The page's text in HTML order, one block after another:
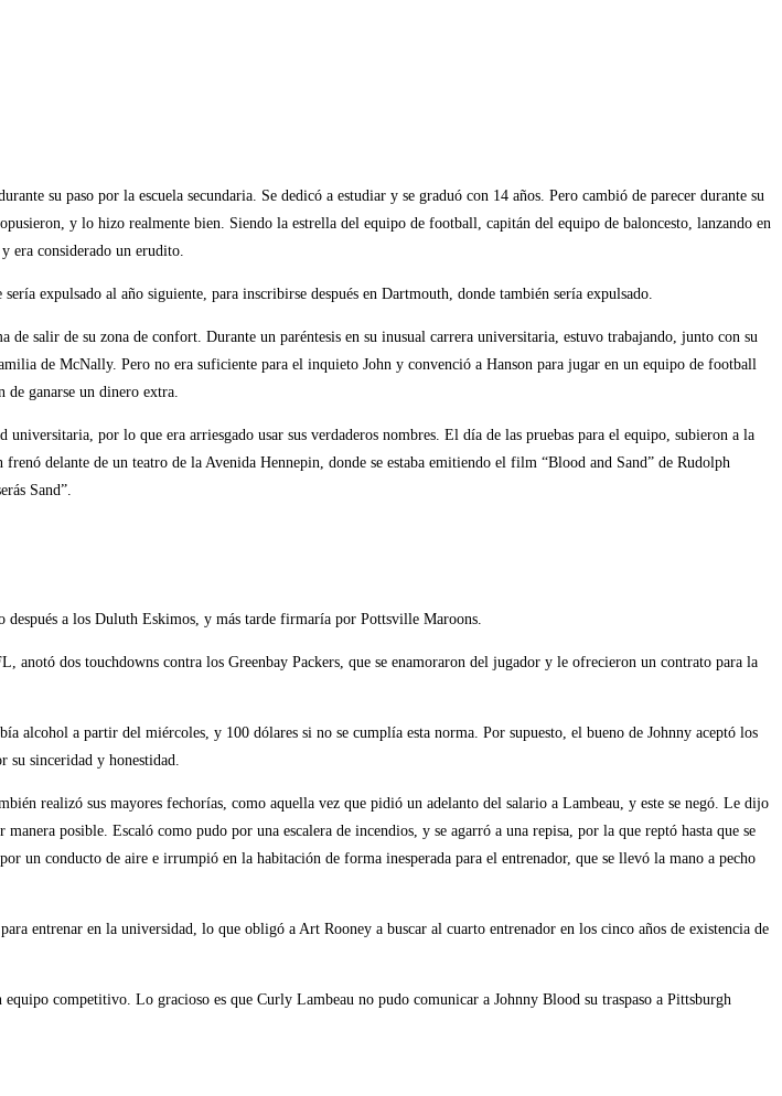
su paso por la escuela secundaria. Se dedicó a estudiar y se graduó con 14 años. Pero cambió de parecer durante su
y lo hizo realmente bien. Siendo la estrella del equipo de football, capitán del equipo de baloncesto, lanzando en
era considerado un erudito.
expulsado al año siguiente, para inscribirse después en Dartmouth, donde también sería expulsado.
salir de su zona de confort. Durante un paréntesis en su inusual carrera universitaria, estuvo trabajando, junto con su
de McNally. Pero no era suficiente para el inquieto John y convenció a Hanson para jugar en un equipo de football
de ganarse un dinero extra.
por lo que era arriesgado usar sus verdaderos nombres. El día de las pruebas para el equipo, subieron a la
delante de un teatro de la Avenida Hennepin, donde se estaba emitiendo el film “Blood and Sand” de Rudolph
Sand”.
a los Duluth Eskimos, y más tarde firmaría por Pottsville Maroons.
dos touchdowns contra los Greenbay Packers, que se enamoraron del jugador y le ofrecieron un contrato para la
alcohol a partir del miércoles, y 100 dólares si no se cumplía esta norma. Por supuesto, el bueno de Johnny aceptó los
su sinceridad y honestidad.
realizó sus mayores fechorías, como aquella vez que pidió un adelanto del salario a Lambeau, y este se negó. Le dijo
posible. Escaló como pudo por una escalera de incendios, y se agarró a una repisa, por la que reptó hasta que se
un conducto de aire e irrumpió en la habitación de forma inesperada para el entrenador, que se llevó la mano a pecho
entrenar en la universidad, lo que obligó a Art Rooney a buscar al cuarto entrenador en los cinco años de existencia de
competitivo. Lo gracioso es que Curly Lambeau no pudo comunicar a Johnny Blood su traspaso a Pittsburgh